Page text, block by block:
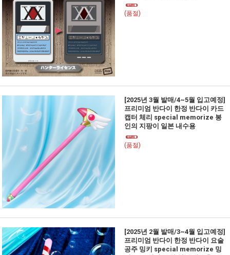
(품절)
[2025년 3월 발매/4~5월 입고예정]
프리미엄 반다이 한정 반다이 카드
캡터 체리 special memorize 봉
인의 지팡이 일본 내수용
(품절)
[2025년 2월 발매/3~4월 입고예정]
프리미엄 반다이 한정 반다이 요술
공주 밍키 special memorize 밍